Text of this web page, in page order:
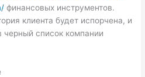
финансовых инструментов.
клиента будет испорчена, и
список компании